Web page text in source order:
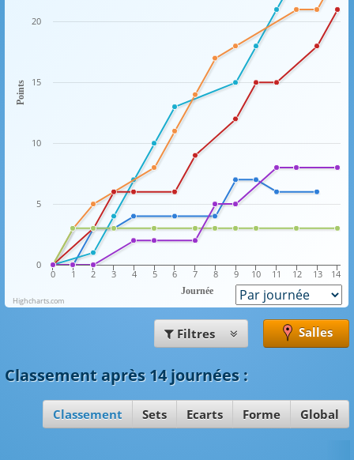
Journée
Points
0 1 2 3 4 5 6 7 8 9 10 11 12 13 14
0
5
10
15
20
Highcharts.com
Filtres Salles
Classement après 14 journées:
Classement Sets Ecarts Forme Global